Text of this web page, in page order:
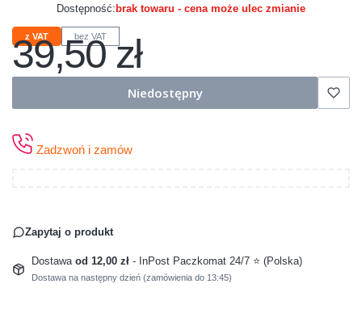
Dostępność: brak towaru - cena może ulec zmianie
z VAT bez VAT
Cena
39,50 zł
Niedostępny
Zadzwoń i zamów
Zapytaj o produkt
Dostawa od 12,00 zł - InPost Paczkomat 24/7 ⭐ (Polska)
Dostawa na następny dzień (zamówienia do 13:45)